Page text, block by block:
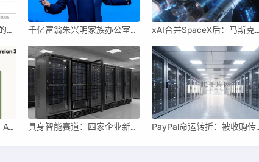
英伟达后浪涌动：AI时代的新王者与隐忧 千亿富翁朱兴明家族办公室进军VC圈 xAI合并SpaceX后：马斯克
Anthropic撤销安全承诺：AI竞赛中的伦理与商业博弈 具身智能赛道：四家企业新晋独角兽，融资竞速背后 PayPal命运转